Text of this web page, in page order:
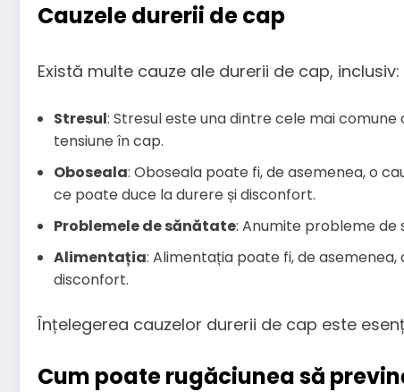
Cauzele durerii de cap
Există multe cauze ale durerii de cap, inclusiv:
Stresul: Stresul este una dintre cele mai
tensiune în cap.
Oboseala: Oboseala poate fi, de asemenea, o
ce poate duce la durere și disconfort.
Problemele de sănătate: Anumite probleme de
Alimentația: Alimentația poate fi, de
disconfort.
Înțelegerea cauzelor durerii de cap este
Cum poate rugăciunea să